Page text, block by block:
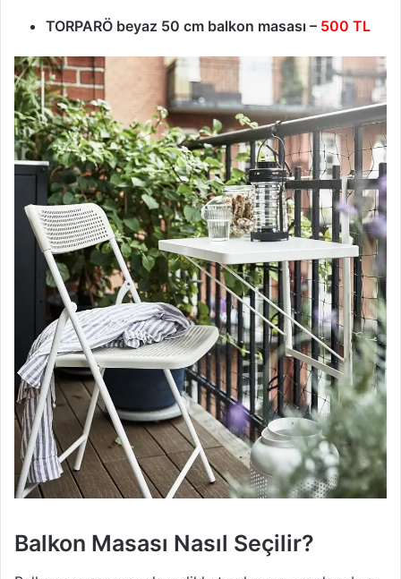
TORPARÖ beyaz 50 cm balkon masası – 500 TL
Balkon Masası Nasıl Seçilir?